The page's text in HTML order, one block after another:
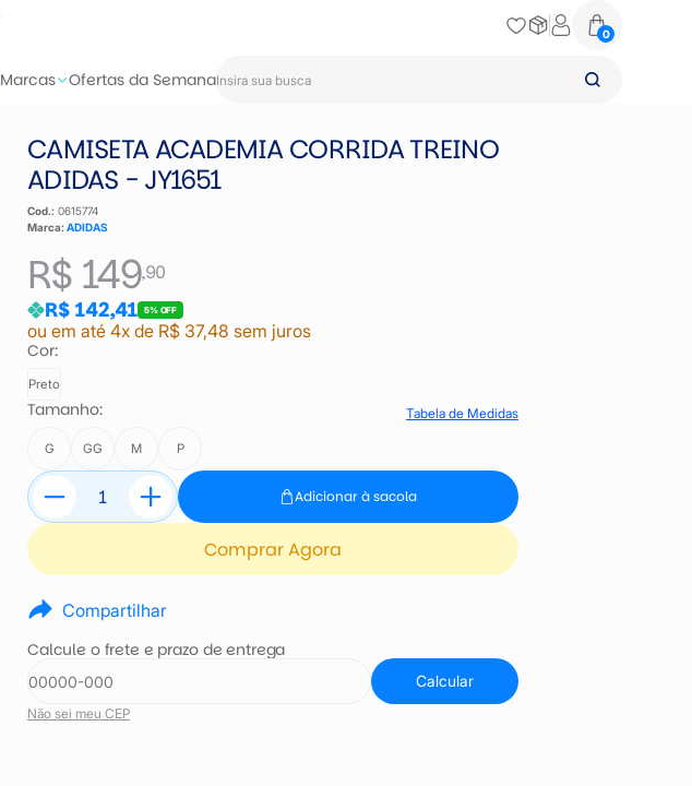
0
Marcas Ofertas da Semana
CAMISETA ACADEMIA CORRIDA TREINO
ADIDAS - JY1651
Cod.: 0615774
Marca: ADIDAS
R$ 149,90
R$ 142,41 5% OFF
ou em até 4x de R$ 37,48 sem juros
Cor:
Preto
Tamanho: Tabela de Medidas
G GG M P
Adicionar à sacola
Comprar Agora
Compartilhar
Calcule o frete e prazo de entrega
Calcular
Não sei meu CEP